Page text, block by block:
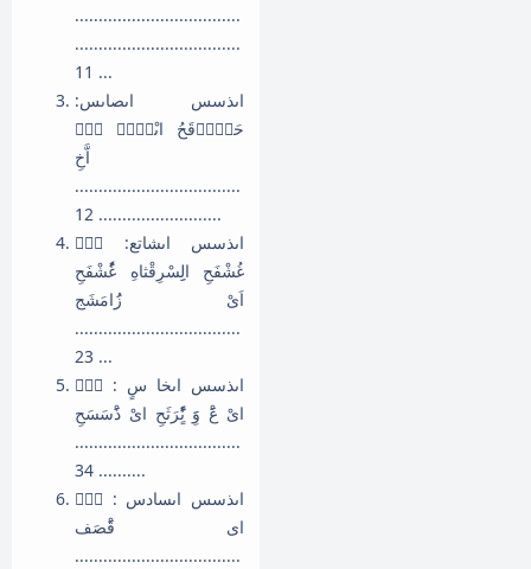
...................................
...................................
... 11
اىذسس اىصاىس:
حَذِْٝقَحُ اىْحََٞ اَ٘
اَّخِ
...................................
.......................... 12
اىذسس اىشاتع: فِٜ
غُشْفَحِ الِِسْرِقْثاهِ غَُٗشْفَحِ
اَىْ زَُامَشَج
...................................
... 23
اىذسس اىخا سٍ : فِٜ
اىْ عََْ وََِ نٍََْٗرَثَحِ اىْ ذََْسَسَحِ
...................................
.......... 34
اىذسس اىسادس : فِٜ
اى قََْصَف
...................................